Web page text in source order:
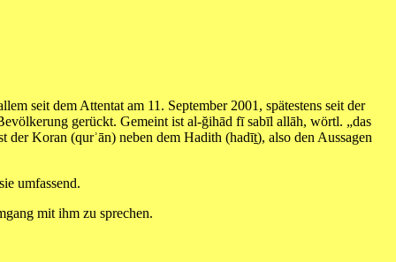
gerückt. Gemeint ist al-ğihād fī sabīl allāh, wörtl. „das
Koran (qurʾān) neben dem Hadith (hadīṯ), also den Aussagen
umfassend.
mit ihm zu sprechen.